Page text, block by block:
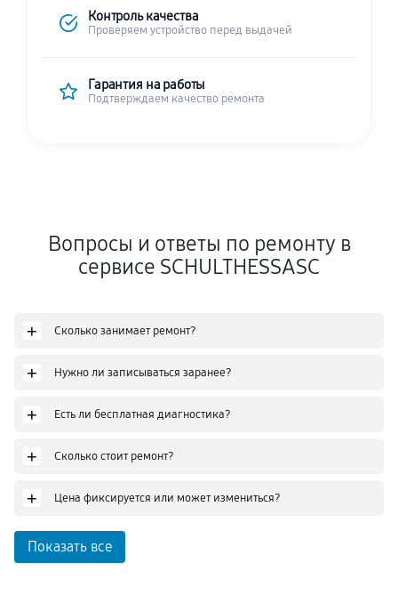
Контроль качества
Проверяем устройство перед выдачей
Гарантия на работы
Подтверждаем качество ремонта
Вопросы и ответы по ремонту в
сервисе SCHULTHESSASC
+ Сколько занимает ремонт?
+ Нужно ли записываться заранее?
+ Есть ли бесплатная диагностика?
+ Сколько стоит ремонт?
+ Цена фиксируется или может измениться?
Показать все